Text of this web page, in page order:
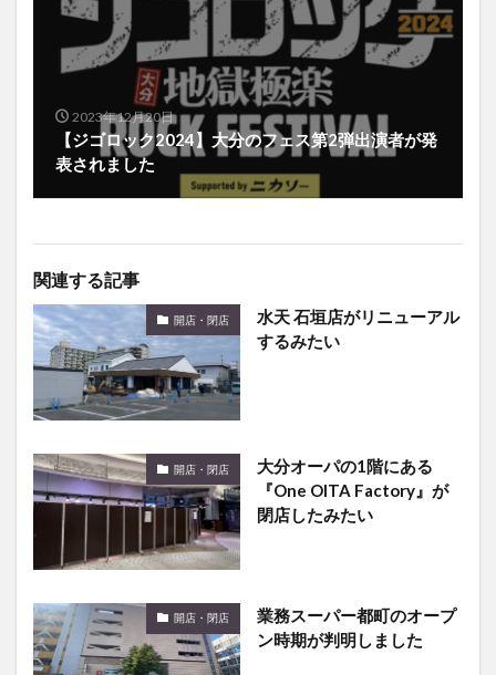
2023年12月20日
【ジゴロック2024】大分のフェス第2弾出演者が発
表されました
関連する記事
開店・閉店
水天 石垣店がリニューアル
するみたい
開店・閉店
大分オーパの1階にある
『One OITA Factory』が
閉店したみたい
開店・閉店
業務スーパー都町のオープ
ン時期が判明しました